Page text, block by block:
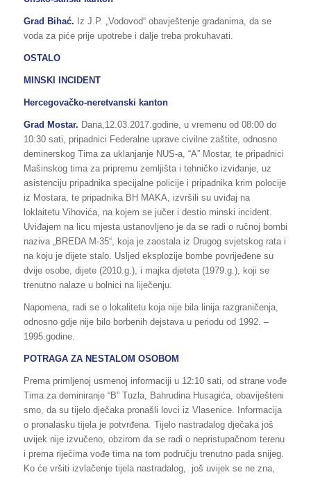
Grad Bihać. Iz J.P. „Vodovod“ obavještenje građanima, da se
voda za piće prije upotrebe i dalje treba prokuhavati.
OSTALO
MINSKI INCIDENT
Hercegovačko-neretvanski kanton
Grad Mostar. Dana,12.03.2017.godine, u vremenu od 08:00 do
10:30 sati, pripadnici Federalne uprave civilne zaštite, odnosno
deminerskog Tima za uklanjanje NUS-a, “A” Mostar, te pripadnici
Mašinskog tima za pripremu zemljišta i tehničko izviđanje, uz
asistenciju pripadnika specijalne policije i pripadnika krim polocije
iz Mostara, te pripadnika BH MAKA, izvršili su uviđaj na
loklaitetu Vihovića, na kojem se jučer i destio minski incident.
Uviđajem na licu mjesta ustanovljeno je da se radi o ručnoj bombi
naziva „BREDA M-35“, koja je zaostala iz Drugog svjetskog rata i
na koju je dijete stalo. Usljed eksplozije bombe povrijeđene su
dvije osobe, dijete (2010.g.), i majka djeteta (1979.g.), koji se
trenutno nalaze u bolnici na liječenju.
Napomena, radi se o lokalitetu koja nije bila linija razgraničenja,
odnosno gdje nije bilo borbenih dejstava u periodu od 1992. –
1995.godine.
POTRAGA ZA NESTALOM OSOBOM
Prema primljenoj usmenoj informaciji u 12:10 sati, od strane vođe
Tima za deminiranje “B” Tuzla, Bahrudina Husagića, obaviješteni
smo, da su tijelo dječaka pronašli lovci iz Vlasenice. Informacija
o pronalasku tijela je potvrđena. Tijelo nastradalog dječaka još
uvijek nije izvučeno, obzirom da se radi o nepristupačnom terenu
i prema riječima vođe tima na tom području trenutno pada snijeg.
Ko će vršiti izvlačenje tijela nastradalog, još uvijek se ne zna,